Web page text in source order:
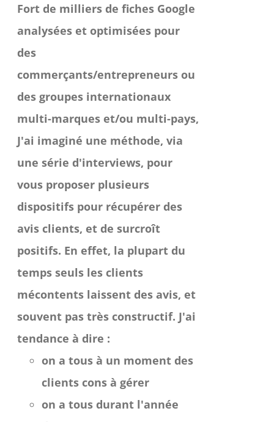
Fort de milliers de fiches Google
analysées et optimisées pour
des
commerçants/entrepreneurs ou
des groupes internationaux
multi-marques et/ou multi-pays,
J'ai imaginé une méthode, via
une série d'interviews, pour
vous proposer plusieurs
dispositifs pour récupérer des
avis clients, et de surcroît
positifs. En effet, la plupart du
temps seuls les clients
mécontents laissent des avis, et
souvent pas très constructif. J'ai
tendance à dire :
on a tous à un moment des
clients cons à gérer
on a tous durant l'année